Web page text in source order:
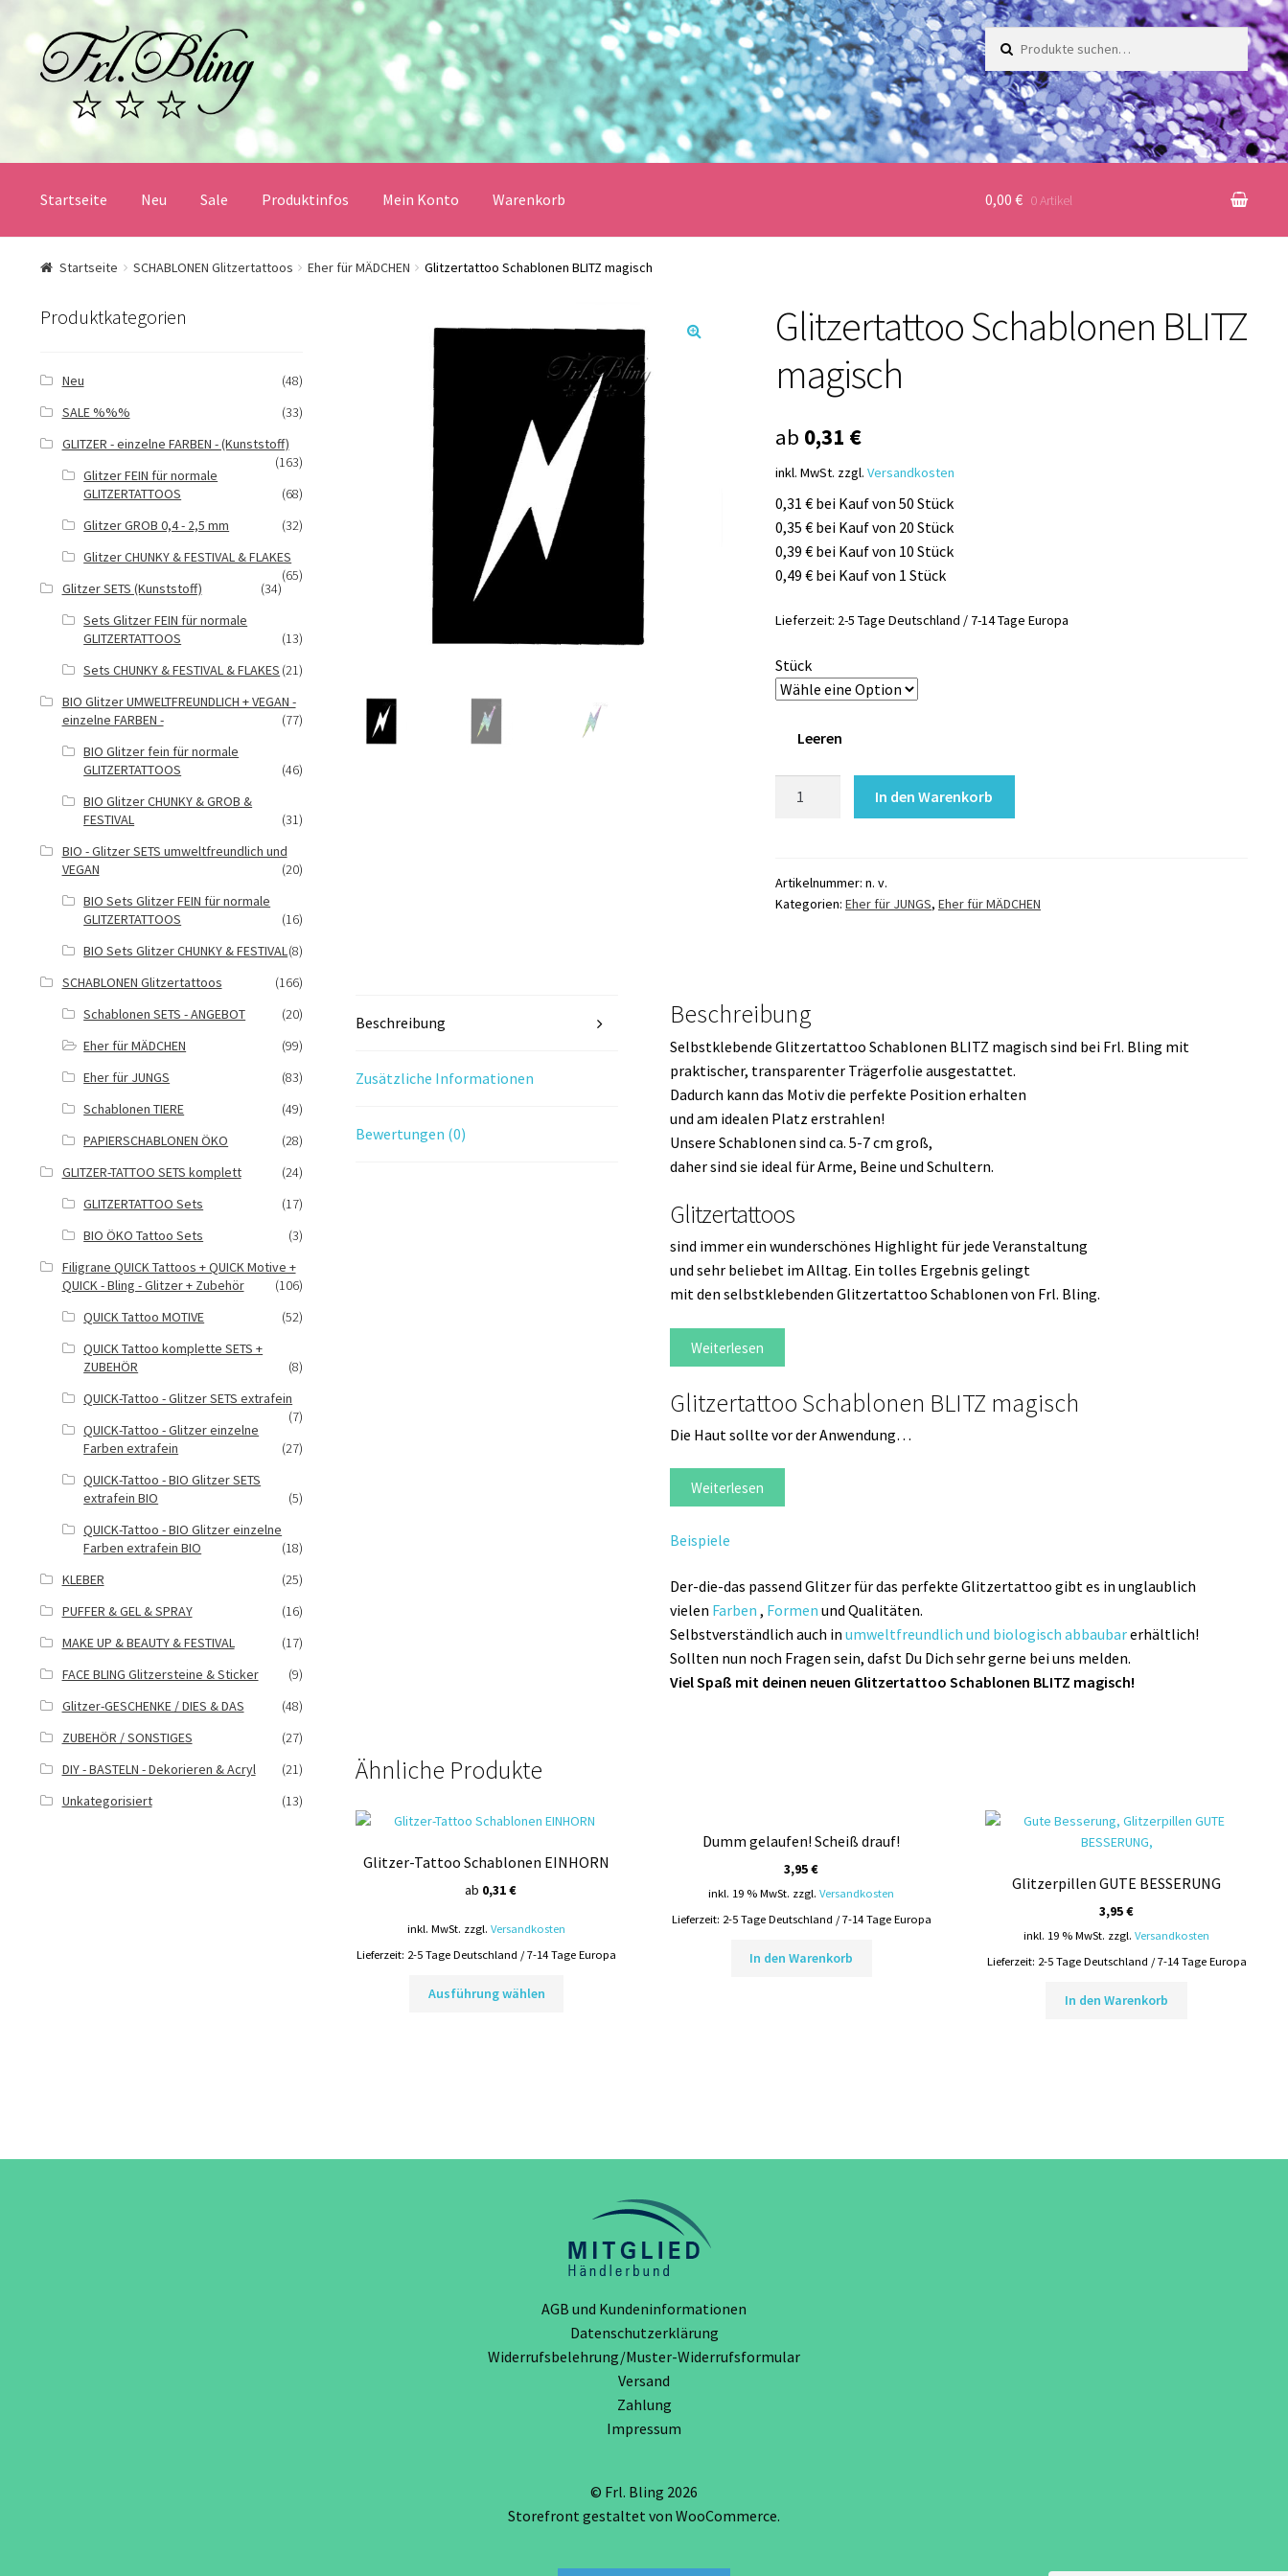
Navigation
springen
zum
Inhalt
Suche
nach:
Startseite Neu Sale Produktinfos Mein Konto Warenkorb
Start AGB und Kundeninformationen Datenschutzerklärung Echtheit von Bewertungen
Mein Konto Produktinfos
Zahlungsbedingungen
0,00 € 0 Artikel
Startseite SCHABLONEN Glitzertattoos Eher für MÄDCHEN Glitzertattoo Schablonen BLITZ magisch
Glitzertattoo Schablonen BLITZ
magisch
ab 0,31 €
inkl. MwSt. zzgl. Versandkosten
0,31 € bei Kauf von 50 Stück
0,35 € bei Kauf von 20 Stück
0,39 € bei Kauf von 10 Stück
0,49 € bei Kauf von 1 Stück
Lieferzeit: 2-5 Tage Deutschland / 7-14 Tage Europa
Stück
Leeren
Menge
In den Warenkorb
Artikelnummer: n. v.
Kategorien: Eher für JUNGS, Eher für MÄDCHEN
Beschreibung
Zusätzliche Informationen
Bewertungen (0)
Beschreibung
Selbstklebende Glitzertattoo Schablonen BLITZ magisch sind bei Frl. Bling mit
praktischer, transparenter Trägerfolie ausgestattet.
Dadurch kann das Motiv die perfekte Position erhalten
und am idealen Platz erstrahlen!
Unsere Schablonen sind ca. 5-7 cm groß,
daher sind sie ideal für Arme, Beine und Schultern.
Glitzertattoos
sind immer ein wunderschönes Highlight für jede Veranstaltung
und sehr beliebet im Alltag. Ein tolles Ergebnis gelingt
mit den selbstklebenden Glitzertattoo Schablonen von Frl. Bling.
Weiterlesen
Glitzertattoo Schablonen BLITZ magisch
Die Haut sollte vor der Anwendung…
Weiterlesen
Beispiele
Der-die-das passend Glitzer für das perfekte Glitzertattoo gibt es in unglaublich
vielen Farben, Formen und Qualitäten.
Selbstverständlich auch inumweltfreundlich und biologisch abbaubarerhältlich!
Sollten nun noch Fragen sein, dafst Du Dich sehr gerne bei uns melden.
Viel Spaß mit deinen neuen Glitzertattoo Schablonen BLITZ magisch!
Ähnliche Produkte
Glitzer-Tattoo Schablonen EINHORN
ab 0,31€
inkl. MwSt. zzgl.Versandkosten
Lieferzeit: 2-5 Tage Deutschland / 7-14 Tage Europa
Ausführung wählen
Produktseite
werden
Dumm gelaufen! Scheiß drauf!
3,95€
inkl. 19 % MwSt. zzgl.Versandkosten
Lieferzeit: 2-5 Tage Deutschland / 7-14 Tage Europa
In den Warenkorb
Glitzerpillen GUTE BESSERUNG
3,95€
inkl. 19 % MwSt. zzgl.Versandkosten
Lieferzeit: 2-5 Tage Deutschland / 7-14 Tage Europa
In den Warenkorb
Produktkategorien
Neu
(48)
SALE %%%
(33)
GLITZER - einzelne FARBEN - (Kunststoff)
(163)
Glitzer FEIN für normale
GLITZERTATTOOS
(68)
Glitzer GROB 0,4 - 2,5 mm
(32)
Glitzer CHUNKY & FESTIVAL & FLAKES
(65)
Glitzer SETS (Kunststoff)
(34)
Sets Glitzer FEIN für normale
GLITZERTATTOOS
(13)
Sets CHUNKY & FESTIVAL & FLAKES (21)
BIO Glitzer UMWELTFREUNDLICH + VEGAN -
einzelne FARBEN -
(77)
BIO Glitzer fein für normale
GLITZERTATTOOS
(46)
BIO Glitzer CHUNKY & GROB &
FESTIVAL
(31)
BIO - Glitzer SETS umweltfreundlich und
VEGAN
(20)
BIO Sets Glitzer FEIN für normale
GLITZERTATTOOS
(16)
BIO Sets Glitzer CHUNKY & FESTIVAL(8)
SCHABLONEN Glitzertattoos
(166)
Schablonen SETS - ANGEBOT
(20)
Eher für MÄDCHEN
(99)
Eher für JUNGS
(83)
Schablonen TIERE
(49)
PAPIERSCHABLONEN ÖKO
(28)
GLITZER-TATTOO SETS komplett
(24)
GLITZERTATTOO Sets
(17)
BIO ÖKO Tattoo Sets
(3)
Filigrane QUICK Tattoos + QUICK Motive +
QUICK - Bling - Glitzer + Zubehör
(106)
QUICK Tattoo MOTIVE
(52)
QUICK Tattoo komplette SETS +
ZUBEHÖR
(8)
QUICK-Tattoo - Glitzer SETS extrafein
(7)
QUICK-Tattoo - Glitzer einzelne
Farben extrafein
(27)
QUICK-Tattoo - BIO Glitzer SETS
extrafein BIO
(5)
QUICK-Tattoo - BIO Glitzer einzelne
Farben extrafein BIO
(18)
KLEBER
(25)
PUFFER & GEL & SPRAY
(16)
MAKE UP & BEAUTY & FESTIVAL
(17)
FACE BLING Glitzersteine & Sticker
(9)
Glitzer-GESCHENKE / DIES & DAS
(48)
ZUBEHÖR / SONSTIGES
(27)
DIY - BASTELN - Dekorieren & Acryl
(21)
Unkategorisiert
(13)
AGB und Kundeninformationen
Datenschutzerklärung
Widerrufsbelehrung/Muster-Widerrufsformular
Versand
Zahlung
Impressum
© Frl. Bling 2026
Storefront gestaltet von WooCommerce.